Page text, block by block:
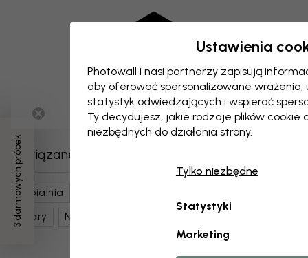
Powiązane kategorie
Sypialnia
Szary
Nurty Artystyczne
3 darmowych próbek
Ustawienia
Photowall i nasi partnerzy zapisują
aby oferować spersonalizowane
statystyk odwiedzających i wspierać
Ty decydujesz, jakie rodzaje plików cookie
niezbędnych do działania strony.
Tylko niezbędne
Statystyki
Marketing